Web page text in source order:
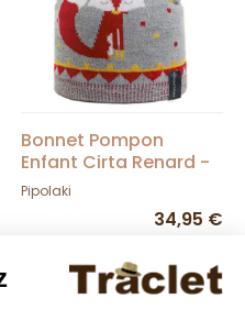
Bonnet Pompon
Enfant Cirta Renard -
Pipolaki
Pipolaki
34,95 €